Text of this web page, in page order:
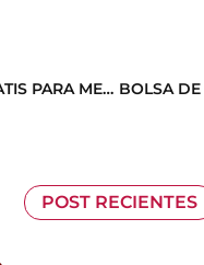
GAFAS GRATIS PARA MENORES EN VERANO
POST RECIENTES